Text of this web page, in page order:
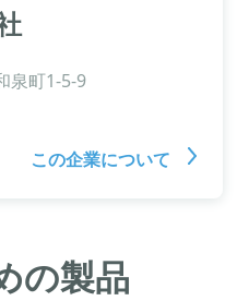
泉町1-5-9
この企業について
の製品